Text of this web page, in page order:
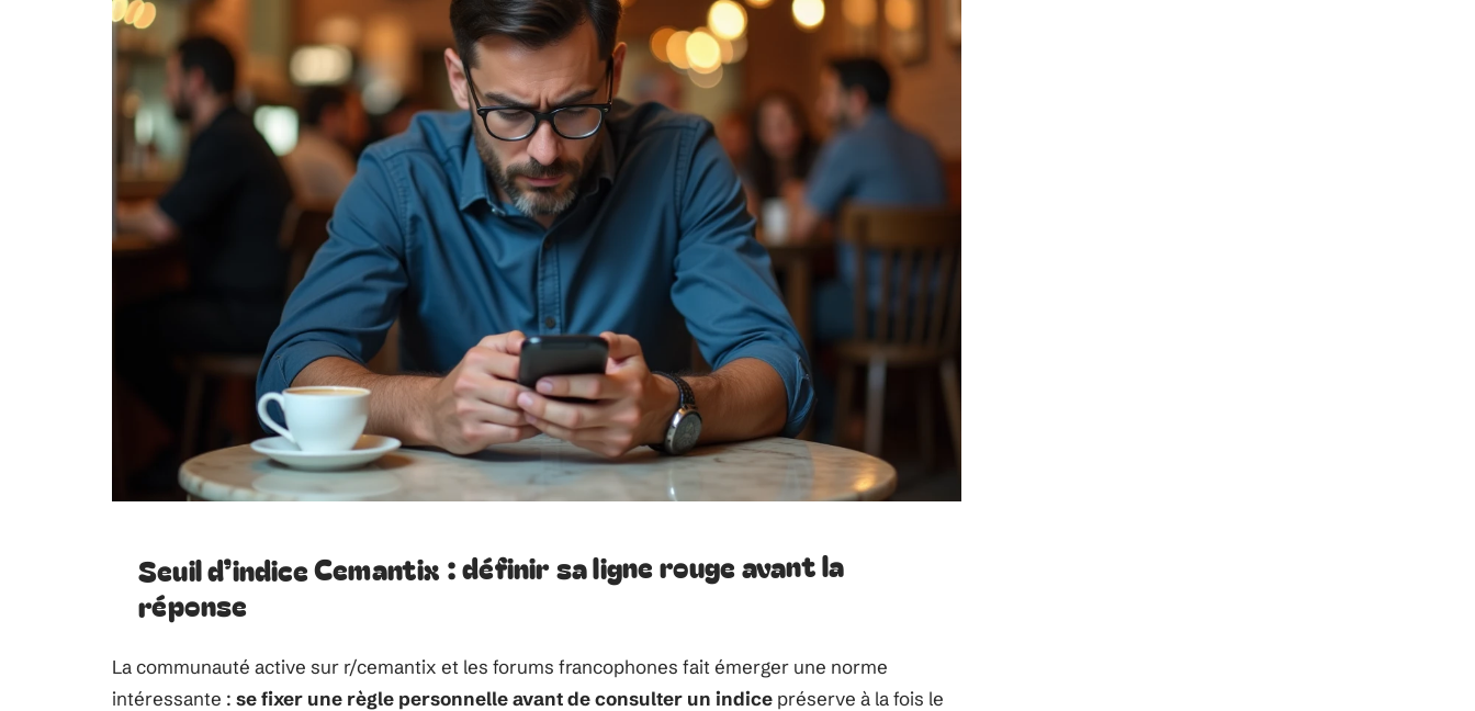
Seuil d’indice Cemantix : définir sa ligne rouge avant la
réponse
La communauté active sur r/cemantix et les forums francophones fait émerger une norme
intéressante : se fixer une règle personnelle avant de consulter un indice préserve à la fois le